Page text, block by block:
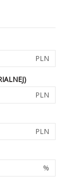
PLN
PLN
PLN
%